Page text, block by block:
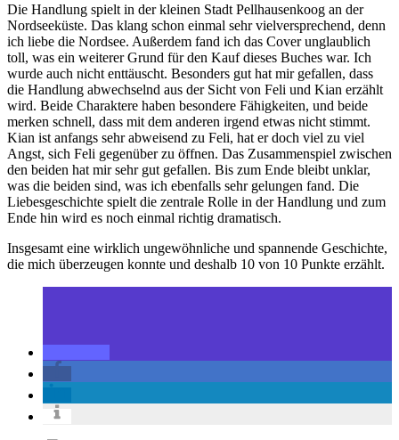
Die Handlung spielt in der kleinen Stadt Pellhausenkoog an der
Nordseeküste. Das klang schon einmal sehr vielversprechend, denn
ich liebe die Nordsee. Außerdem fand ich das Cover unglaublich
toll, was ein weiterer Grund für den Kauf dieses Buches war. Ich
wurde auch nicht enttäuscht. Besonders gut hat mir gefallen, dass
die Handlung abwechselnd aus der Sicht von Feli und Kian erzählt
wird. Beide Charaktere haben besondere Fähigkeiten, und beide
merken schnell, dass mit dem anderen irgend etwas nicht stimmt.
Kian ist anfangs sehr abweisend zu Feli, hat er doch viel zu viel
Angst, sich Feli gegenüber zu öffnen. Das Zusammenspiel zwischen
den beiden hat mir sehr gut gefallen. Bis zum Ende bleibt unklar,
was die beiden sind, was ich ebenfalls sehr gelungen fand. Die
Liebesgeschichte spielt die zentrale Rolle in der Handlung und zum
Ende hin wird es noch einmal richtig dramatisch.
Insgesamt eine wirklich ungewöhnliche und spannende Geschichte,
die mich überzeugen konnte und deshalb 10 von 10 Punkte erzählt.